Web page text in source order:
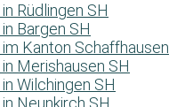
Rüdlingen SH
Bargen SH
Kanton Schaffhausen
Merishausen SH
Wilchingen SH
Neunkirch SH